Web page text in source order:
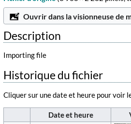
Ouvrir dans la visionneuse de
Description
Importing file
Historique du fichier
Cliquer sur une date et heure pour voir
Date et heure